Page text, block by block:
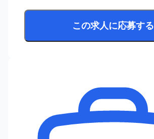
この求人に応募する